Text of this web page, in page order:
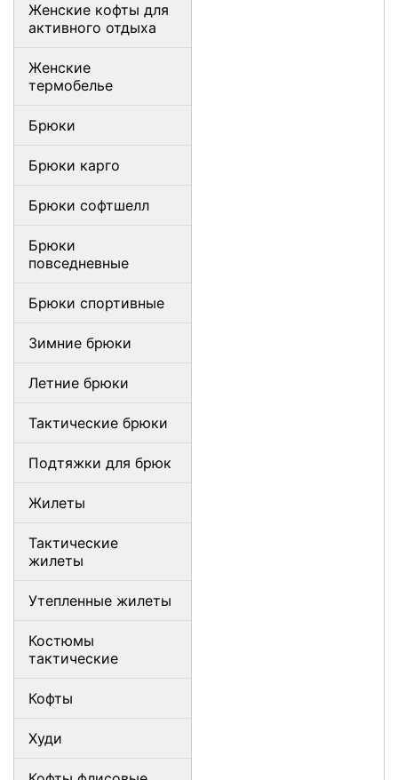
Женские кофты для
активного отдыха
Женские
термобелье
Брюки
Брюки карго
Брюки софтшелл
Брюки
повседневные
Брюки спортивные
Зимние брюки
Летние брюки
Тактические брюки
Подтяжки для брюк
Жилеты
Тактические
жилеты
Утепленные жилеты
Костюмы
тактические
Кофты
Худи